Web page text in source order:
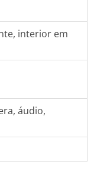
interior em
áudio,